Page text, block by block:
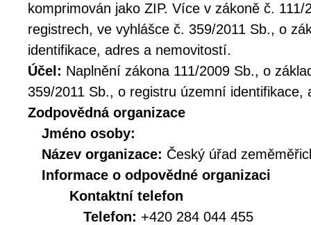
komprimován jako ZIP. Více v zákoně č.
registrech, ve vyhlášce č. 359/2011 Sb., o
identifikace, adres a nemovitostí.
Účel: Naplnění zákona 111/2009 Sb., o
359/2011 Sb., o registru územní identifikace,
Zodpovědná organizace
Jméno osoby:
Název organizace: Český úřad
Informace o odpovědné organizaci
Kontaktní telefon
Telefon: +420 284 044 455